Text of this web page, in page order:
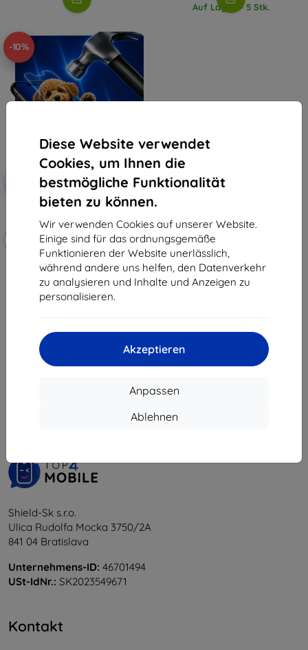
Diese Website verwendet
Cookies, um Ihnen die
bestmögliche Funktionalität
bieten zu können.
Wir verwenden Cookies auf unserer Website.
Einige sind für das ordnungsgemäße
Funktionieren der Website unerlässlich,
während andere uns helfen, den Datenverkehr
zu analysieren und Inhalte und Anzeigen zu
personalisieren.
Akzeptieren
Anpassen
Ablehnen
Auf Lager > 5 Stk.
-10%
Rabatt
mit
Gutschein
EXTRA10
Maßgeschneidert
hergestellt
19,90 €
17,91 €
vom ganzen5.
Shield-Sk s.r.o.
Ulica Rudolfa Mocka 3750/2A
841 04 Bratislava
Unternehmens-ID: 46701494
USt-IdNr.: SK2023549671
Kontakt